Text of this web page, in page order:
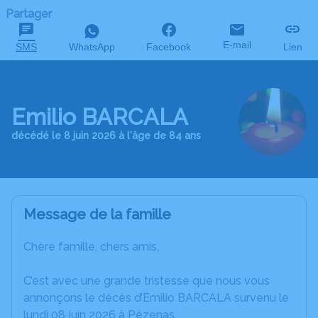
Partager
SMS WhatsApp Facebook E-mail Lien
Emilio BARCALA
décédé le 8 juin 2026 à l'âge de 84 ans
Message de la famille
Chère famille, chers amis,
C’est avec une grande tristesse que nous vous
annonçons le décès d’Emilio BARCALA survenu le
lundi 08 juin 2026 à Pézenas.